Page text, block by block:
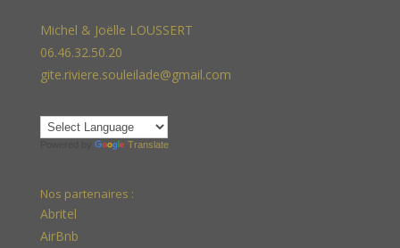
Michel & Joëlle LOUSSERT
06.46.32.50.20
gite.riviere.souleilade@gmail.com
Translate
Nos partenaires :
Abritel
AirBnb